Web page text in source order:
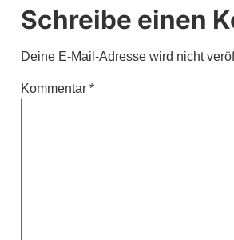
Schreibe einen
Deine E-Mail-Adresse wird nicht
Kommentar *